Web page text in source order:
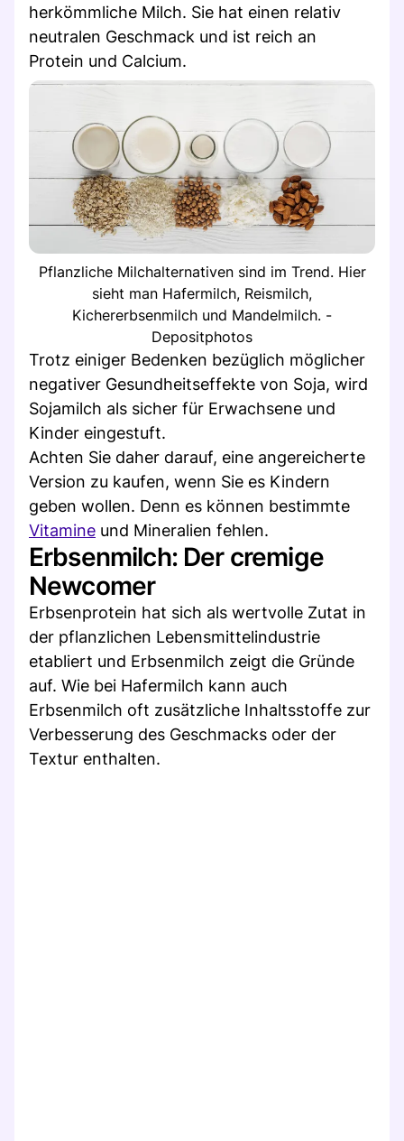
herkömmliche Milch. Sie hat einen relativ
neutralen Geschmack und ist reich an
Protein und Calcium.
Pflanzliche Milchalternativen sind im Trend. Hier
sieht man Hafermilch, Reismilch,
Kichererbsenmilch und Mandelmilch. -
Depositphotos
Trotz einiger Bedenken bezüglich möglicher
negativer Gesundheitseffekte von Soja, wird
Sojamilch als sicher für Erwachsene und
Kinder eingestuft.
Achten Sie daher darauf, eine angereicherte
Version zu kaufen, wenn Sie es Kindern
geben wollen. Denn es können bestimmte
Vitamine und Mineralien fehlen.
Erbsenmilch: Der cremige
Newcomer
Erbsenprotein hat sich als wertvolle Zutat in
der pflanzlichen Lebensmittelindustrie
etabliert und Erbsenmilch zeigt die Gründe
auf. Wie bei Hafermilch kann auch
Erbsenmilch oft zusätzliche Inhaltsstoffe zur
Verbesserung des Geschmacks oder der
Textur enthalten.